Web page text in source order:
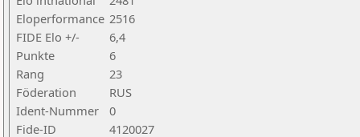
Eloperformance 2516
FIDE Elo +/-
6,4
Punkte
6
Rang
23
Föderation
RUS
Ident-Nummer
0
Fide-ID
4120027